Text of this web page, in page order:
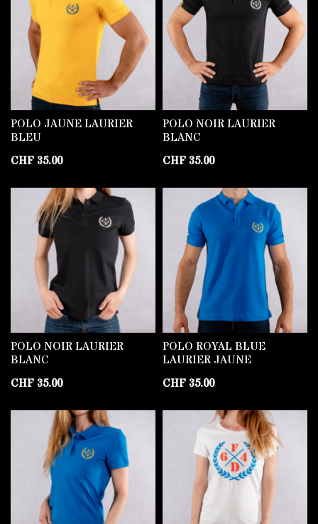
POLO JAUNE LAURIER
BLEU
CHF 35.00
POLO NOIR LAURIER
BLANC
CHF 35.00
POLO NOIR LAURIER
BLANC
CHF 35.00
POLO ROYAL BLUE
LAURIER JAUNE
CHF 35.00